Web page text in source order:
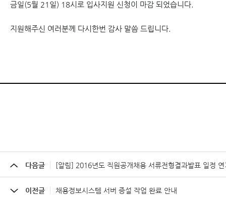
금일(5월 21일) 18시로 입사지원 신청이 마감 되었습니다.
지원해주신 여러분께 다시한번 감사 말씀 드립니다.
다음글 [알림] 2016년도 직원공개채용 서류전형결과발표 일정
이전글 채용정보시스템 서버 증설 작업 완료 안내